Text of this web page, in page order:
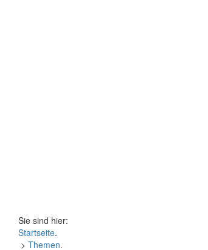
Sie sind hier:
Startseite.
> Themen.